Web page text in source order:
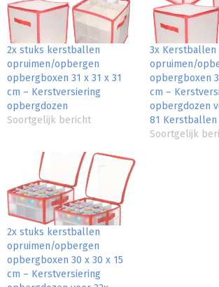
2x stuks kerstballen
opruimen/opbergen
opbergboxen 31 x 31 x 31
cm – Kerstversiering
opbergdozen
Soortgelijk bericht
3x Kerstballen
opruimen/
opbergboxen
cm –
opbergdozen
81 Kerstballen
Soortgelijk
2x stuks kerstballen
opruimen/opbergen
opbergboxen 30 x 30 x 15
cm – Kerstversiering